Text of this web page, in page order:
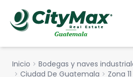
Inicio chevron_right Bodegas y naves
chevron_right Ciudad De Guatemala chevron_right Zona 11